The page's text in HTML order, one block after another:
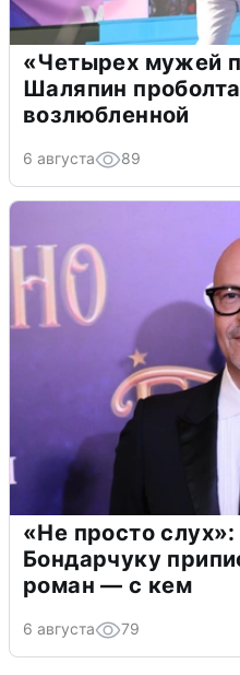
«Четырех мужей
Шаляпин
возлюбленной
6 августа 89
«Не просто
Бондарчуку
роман — с кем
6 августа 79